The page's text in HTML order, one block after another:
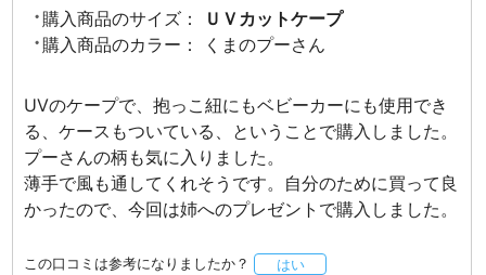
購入商品のサイズ：
ＵＶカットケープ
購入商品のカラー：
くまのプーさん
UVのケープで、抱っこ紐にもベビーカーにも使用でき
る、ケースもついている、ということで購入しました。
プーさんの柄も気に入りました。
薄手で風も通してくれそうです。自分のために買って良
かったので、今回は姉へのプレゼントで購入しました。
この口コミは参考になりましたか？
はい